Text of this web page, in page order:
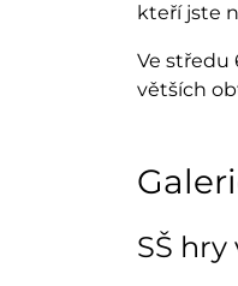
kteří jste
Ve středu
větších
SŠ